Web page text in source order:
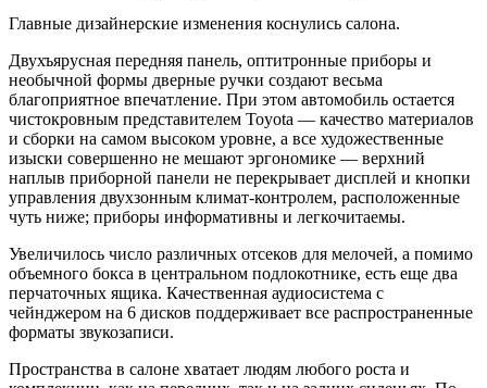
Главные дизайнерские изменения коснулись салона.
Двухъярусная передняя панель, оптитронные приборы и
необычной формы дверные ручки создают весьма
благоприятное впечатление. При этом автомобиль остается
чистокровным представителем Toyota — качество материалов
и сборки на самом высоком уровне, а все художественные
изыски совершенно не мешают эргономике — верхний
наплыв приборной панели не перекрывает дисплей и кнопки
управления двухзонным климат-контролем, расположенные
чуть ниже; приборы информативны и легкочитаемы.
Увеличилось число различных отсеков для мелочей, а помимо
объемного бокса в центральном подлокотнике, есть еще два
перчаточных ящика. Качественная аудиосистема с
чейнджером на 6 дисков поддерживает все распространенные
форматы звукозаписи.
Пространства в салоне хватает людям любого роста и